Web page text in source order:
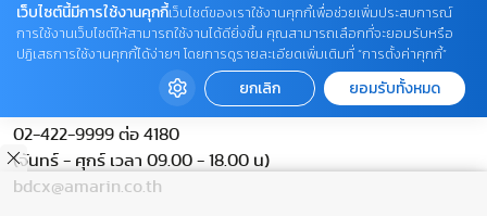
บริษัท เอเอ็มอี อิมเมจิเนทีฟ จำกัด
ในเครือ บริษัท อมรินทร์ คอร์เปอเรชั่นส์ จำกัด (มหาชน)
02 422 9999 ต่อ 4220
ติดต่อแจ้งปัญหาหรือร้องเรียน
02-422-9999 ต่อ 4180
(จันทร์ - ศุกร์ เวลา 09.00 - 18.00 น)
bdcx@amarin.co.th
เว็บไซต์นี้มีการใช้งานคุกกี้เว็บไซต์ของเราใช้งานคุกกี้เพื่อช่วยเพิ่มประสบการณ์
การใช้งานเว็บไซต์ให้สามารถใช้งานได้ดียิ่งขึ้น คุณสามารถเลือกที่จะยอมรับหรือ
ปฏิเสธการใช้งานคุกกี้ได้ง่ายๆ โดยการดูรายละเอียดเพิ่มเติมที่ “การตั้งค่าคุกกี้”
ยกเลิก ยอมรับทั้งหมด